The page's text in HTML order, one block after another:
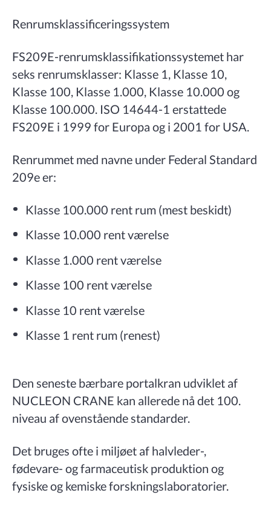
Renrumsklassificeringssystem
FS209E-renrumsklassifikationssystemet har
seks renrumsklasser: Klasse 1, Klasse 10,
Klasse 100, Klasse 1.000, Klasse 10.000 og
Klasse 100.000. ISO 14644-1 erstattede
FS209E i 1999 for Europa og i 2001 for USA.
Renrummet med navne under Federal Standard
209e er:
Klasse 100.000 rent rum (mest beskidt)
Klasse 10.000 rent værelse
Klasse 1.000 rent værelse
Klasse 100 rent værelse
Klasse 10 rent værelse
Klasse 1 rent rum (renest)
Den seneste bærbare portalkran udviklet af
NUCLEON CRANE kan allerede nå det 100.
niveau af ovenstående standarder.
Det bruges ofte i miljøet af halvleder-,
fødevare- og farmaceutisk produktion og
fysiske og kemiske forskningslaboratorier.